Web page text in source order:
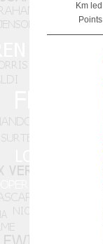
Km led
Points